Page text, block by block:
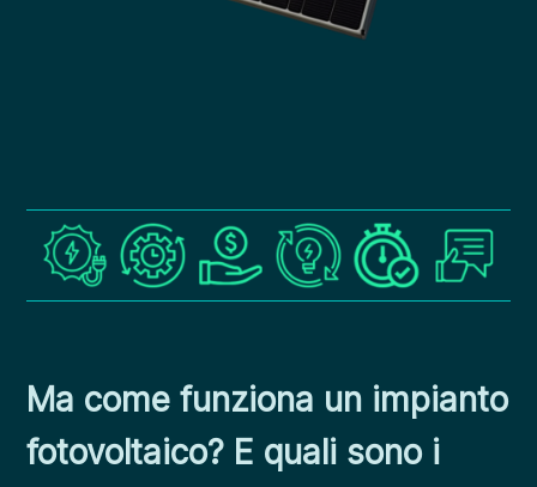
Ma come funziona un impianto
fotovoltaico? E quali sono i